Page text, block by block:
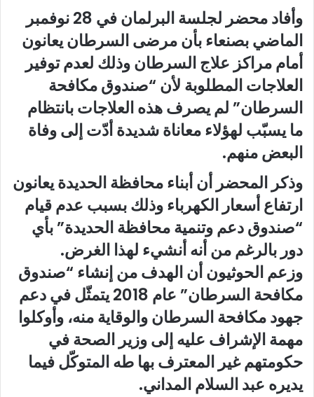
وأفاد محضر لجلسة البرلمان في 28 نوفمبر
الماضي بصنعاء بأن مرضى السرطان يعانون
أمام مراكز علاج السرطان وذلك لعدم توفير
العلاجات المطلوبة لأن “صندوق مكافحة
السرطان” لم يصرف هذه العلاجات بانتظام
ما يسبّب لهؤلاء معاناة شديدة أدّت إلى وفاة
البعض منهم.
وذكر المحضر أن أبناء محافظة الحديدة يعانون
ارتفاع أسعار الكهرباء وذلك بسبب عدم قيام
“صندوق دعم وتنمية محافظة الحديدة” بأي
دور بالرغم من أنه أنشيء لهذا الغرض.
وزعم الحوثيون أن الهدف من إنشاء “صندوق
مكافحة السرطان” عام 2018 يتمثّل في دعم
جهود مكافحة السرطان والوقاية منه، وأوكلوا
مهمة الإشراف عليه إلى وزير الصحة في
حكومتهم غير المعترف بها طه المتوكّل فيما
يديره عبد السلام المداني.